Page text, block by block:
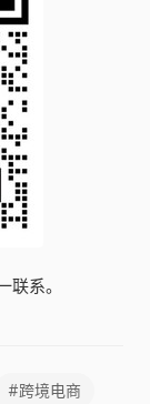
联系。
#跨境电商